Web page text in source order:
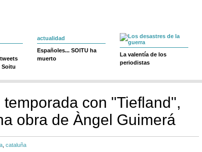
Soitu
actualidad
Españoles... SOITU ha
muerto
La valentía de los
periodistas
con "Tiefland",
obra de Àngel Guimerá
cataluña